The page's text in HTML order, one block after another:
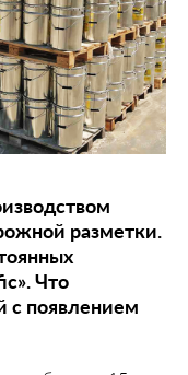
разметки.
Что
с появлением